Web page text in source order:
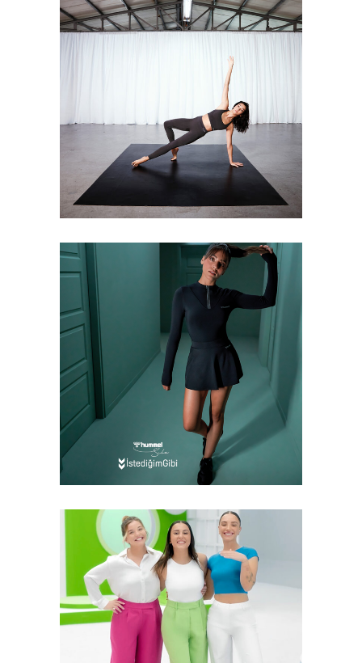
Reklam Filmi
Hummel – Mindful
Training
Case Study Reklam Filmi
Hummel – İstediğim
Gibi
Case Study Reklam Filmi
Bioderma – Cildini
Dinleyen Serumlar